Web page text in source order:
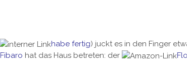
habe fertig) juckt es in den Finger
Fibaro hat das Haus betreten: der